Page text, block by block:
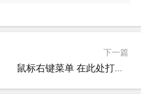
下一篇
鼠标右键菜单 在此处打开 PowerShell